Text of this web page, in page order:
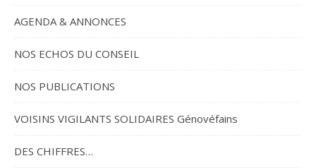
AGENDA & ANNONCES
NOS ECHOS DU CONSEIL
NOS PUBLICATIONS
VOISINS VIGILANTS SOLIDAIRES Génovéfains
DES CHIFFRES…